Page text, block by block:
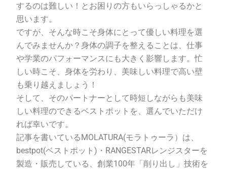
するのは難しい！とお困りの方もいらっしゃるかと
思います。
ですが、そんな時こそ身体にとって優しい料理を選
んでみませんか？身体の調子を整えることは、仕事
や学業のパフォーマンスにも大きく影響します。忙
しい時こそ、身体を労わり、美味しい料理で高い壁
も乗り越えましょう！
そして、そのパートナーとして時短しながらも美味
しい料理のできるベストポットを、選んでいただけ
れば幸いです。
記事を書いているMOLATURA(モラトゥーラ）は、
bestpot(ベストポット) ・ RANGESTARレンジスターを
製造・販売している、創業100年「削り出し」技術を